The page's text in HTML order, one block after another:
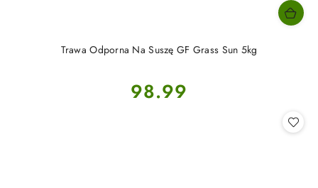
Trawa Odporna Na Suszę GF Grass Sun 5kg
Cena:
98.99